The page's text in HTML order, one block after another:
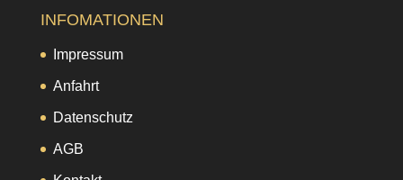
INFOMATIONEN
Impressum
Anfahrt
Datenschutz
AGB